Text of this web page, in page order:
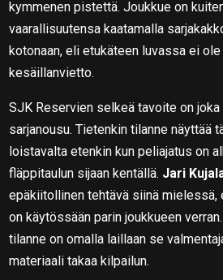
kymmenen pistettä. Joukkue on
vaarallisuutensa kaatamalla
kotonaan, eli etukäteen luvassa ei
kesäillanvietto.
SJK Reservien selkeä tavoite on
sarjanousu. Tietenkin tilanne näyttää
loistavalta etenkin kun peliajatus on
fläppitaulun sijaan kentällä. Jari
epäkiitollinen tehtävä siinä mielessä,
on käytössään parin joukkueen
tilanne on omalla laillaan se
materiaali takaa kilpailun.